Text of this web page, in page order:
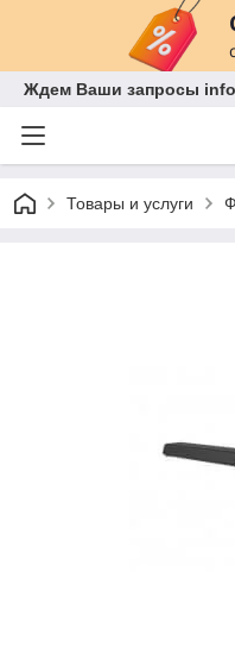
Ждем Ваши запросы
Товары и услуги